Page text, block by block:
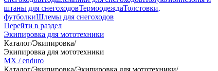
штаны для снегоходовТермоодеждаТолстовки,
футболкиШлемы для снегоходов
Перейти в раздел
Экипировка для мототехники
Каталог/Экипировка/
Экипировка для мототехники
MX / enduro
Каталог/Экипировка/Экипировка для мототехники/